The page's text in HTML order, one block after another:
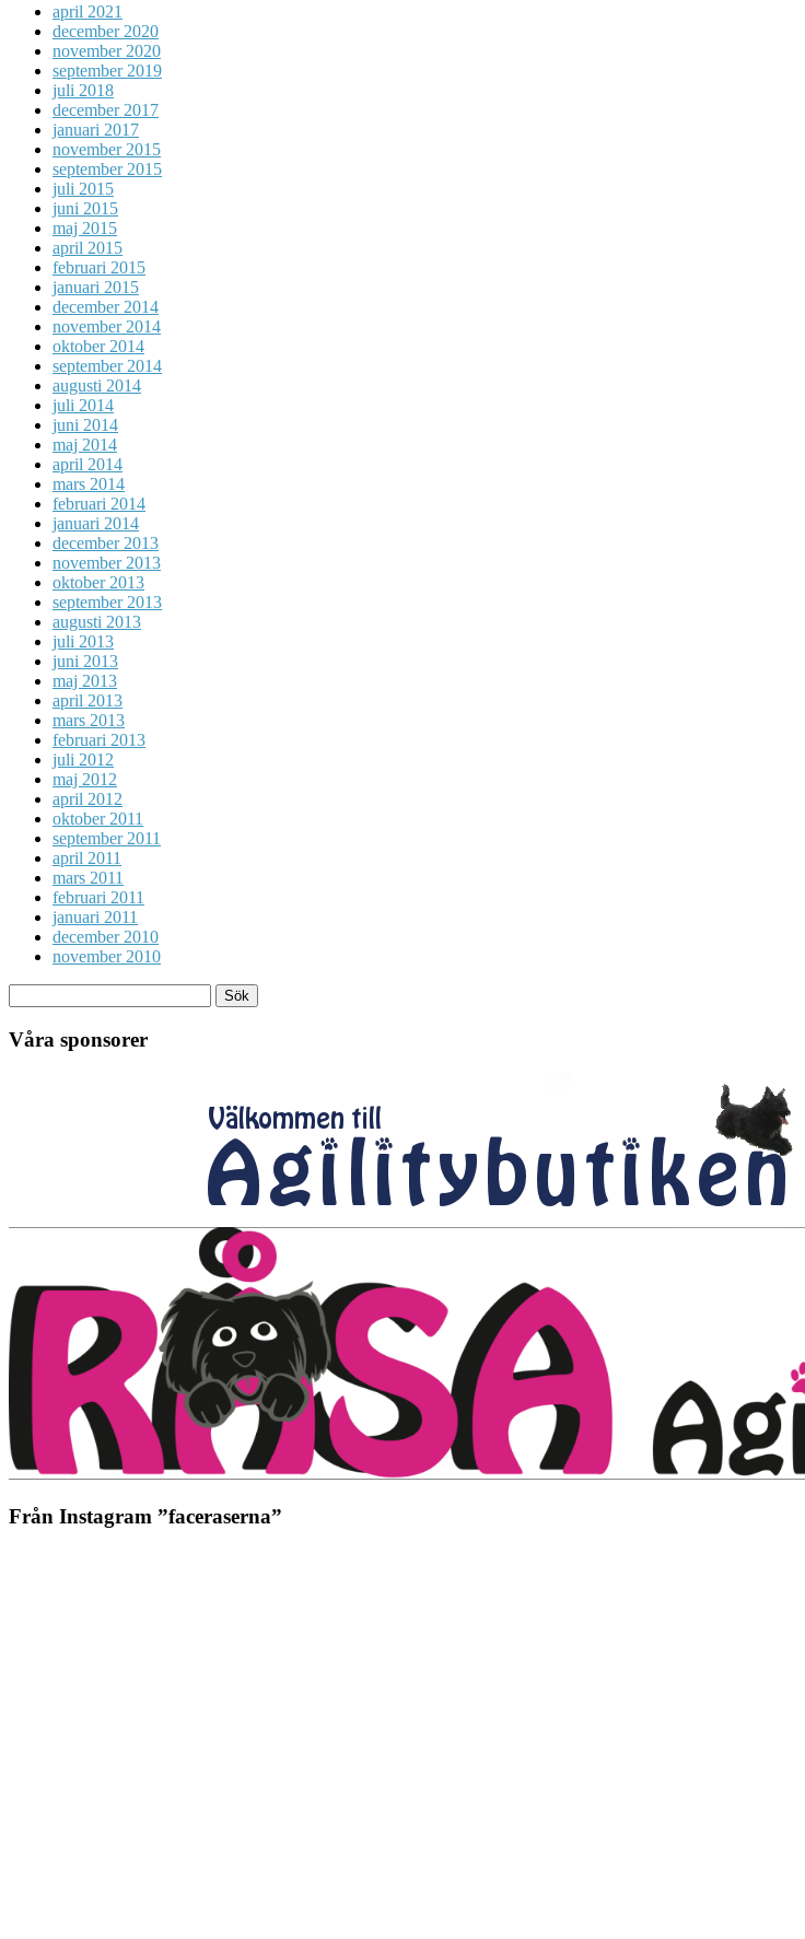
april 2021
december 2020
november 2020
september 2019
juli 2018
december 2017
januari 2017
november 2015
september 2015
juli 2015
juni 2015
maj 2015
april 2015
februari 2015
januari 2015
december 2014
november 2014
oktober 2014
september 2014
augusti 2014
juli 2014
juni 2014
maj 2014
april 2014
mars 2014
februari 2014
januari 2014
december 2013
november 2013
oktober 2013
september 2013
augusti 2013
juli 2013
juni 2013
maj 2013
april 2013
mars 2013
februari 2013
juli 2012
maj 2012
april 2012
oktober 2011
september 2011
april 2011
mars 2011
februari 2011
januari 2011
december 2010
november 2010
Våra sponsorer
Från Instagram ”faceraserna”